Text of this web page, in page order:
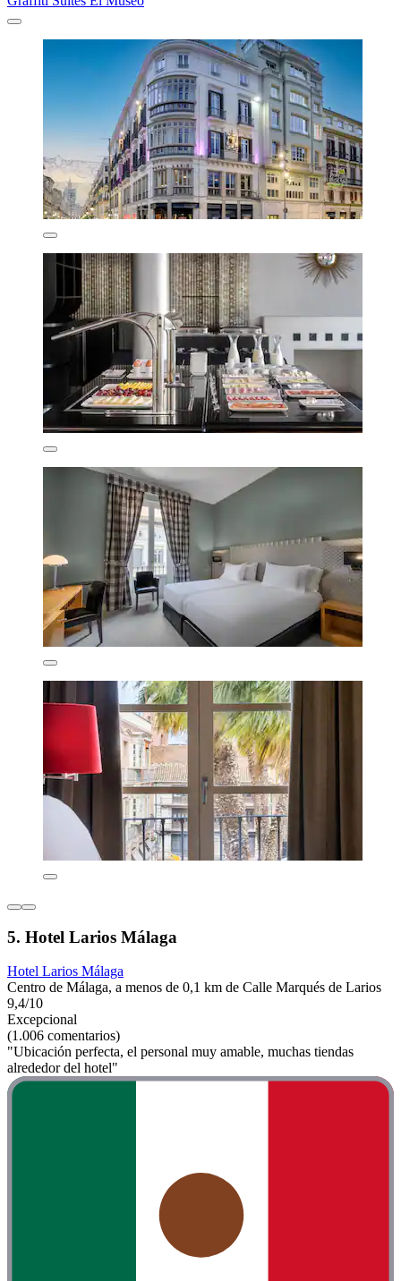
5. Hotel Larios Málaga
Hotel Larios Málaga
Centro de Málaga, a menos de 0,1 km de Calle Marqués de Larios
9,4/10
Excepcional
(1.006 comentarios)
"Ubicación perfecta, el personal muy amable, muchas tiendas
alrededor del hotel"